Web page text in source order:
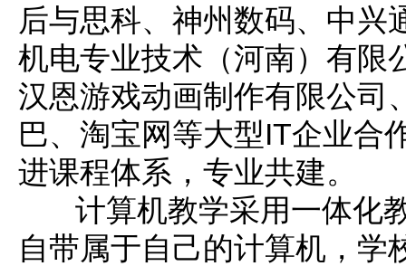
后与思科、神州数码、中兴
机电专业技术（河南）有限
汉恩游戏动画制作有限公司
巴、淘宝网等大型IT企业合
进课程体系，专业共建。
计算机教学采用一体化
自带属于自己的计算机，学